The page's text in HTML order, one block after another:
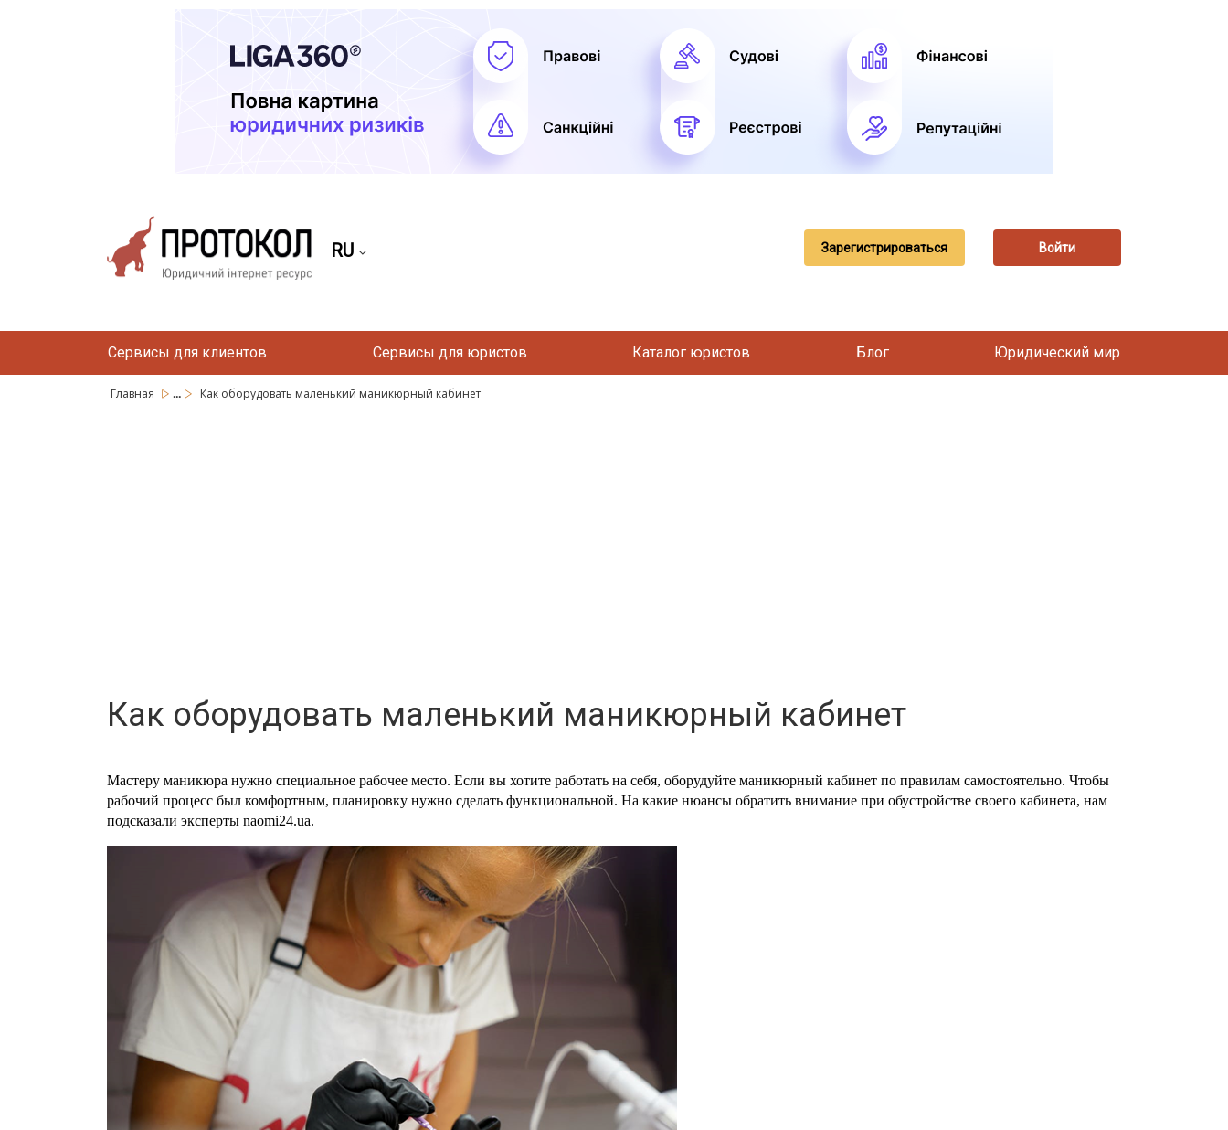
RU Зарегистрироваться Войти
Сервисы для клиентов Сервисы для юристов Каталог юристов Блог Юридический мир
Главная ... Как оборудовать маленький маникюрный кабинет
Как оборудовать маленький маникюрный кабинет
Мастеру маникюра нужно специальное рабочее место. Если вы хотите работать на себя, оборудуйте маникюрный кабинет по правилам самостоятельно. Чтобы
рабочий процесс был комфортным, планировку нужно сделать функциональной. На какие нюансы обратить внимание при обустройстве своего кабинета, нам
подсказали эксперты naomi24.ua.